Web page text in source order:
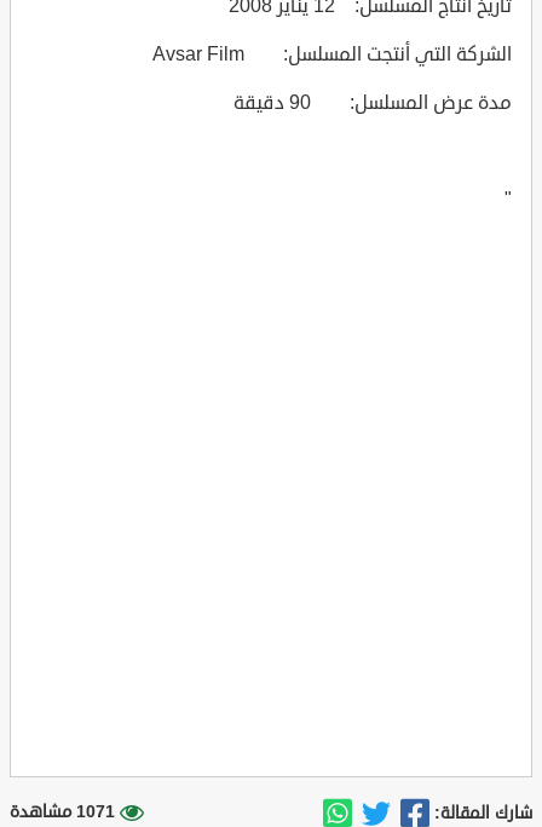
تاريخ انتاج المسلسل: 12 يناير 2008
الشركة التي أنتجت المسلسل: Avsar Film
مدة عرض المسلسل: 90 دقيقة
"
شارك المقالة: 1071 مشاهدة